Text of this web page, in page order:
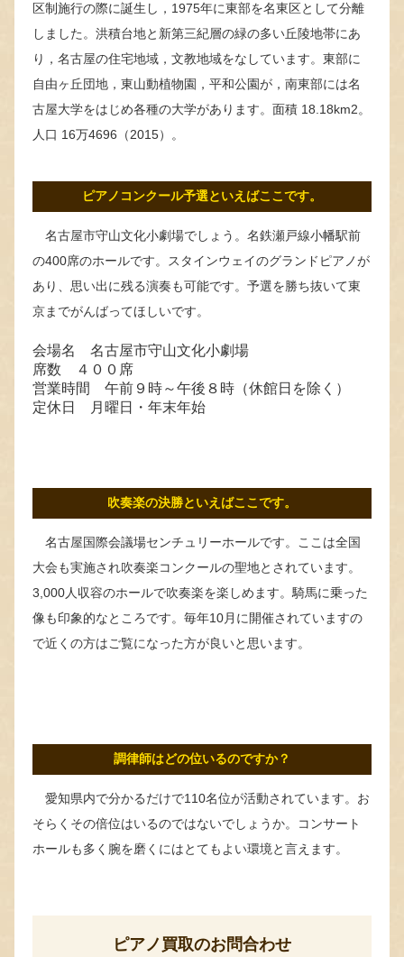
区制施行の際に誕生し，1975年に東部を名東区として分離
しました。洪積台地と新第三紀層の緑の多い丘陵地帯にあ
り，名古屋の住宅地域，文教地域をなしています。東部に
自由ヶ丘団地，東山動植物園，平和公園が，南東部には名
古屋大学をはじめ各種の大学があります。面積 18.18km2。
人口 16万4696（2015）。
ピアノコンクール予選といえばここです。
名古屋市守山文化小劇場でしょう。名鉄瀬戸線小幡駅前
の400席のホールです。スタインウェイのグランドピアノが
あり、思い出に残る演奏も可能です。予選を勝ち抜いて東
京までがんばってほしいです。
会場名 名古屋市守山文化小劇場
席数 ４００席
営業時間 午前９時～午後８時（休館日を除く）
定休日 月曜日・年末年始
吹奏楽の決勝といえばここです。
名古屋国際会議場センチュリーホールです。ここは全国
大会も実施され吹奏楽コンクールの聖地とされています。
3,000人収容のホールで吹奏楽を楽しめます。騎馬に乗った
像も印象的なところです。毎年10月に開催されていますの
で近くの方はご覧になった方が良いと思います。
調律師はどの位いるのですか？
愛知県内で分かるだけで110名位が活動されています。お
そらくその倍位はいるのではないでしょうか。コンサート
ホールも多く腕を磨くにはとてもよい環境と言えます。
ピアノ買取のお問合わせ